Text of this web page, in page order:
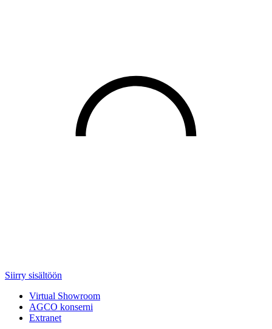
Siirry sisältöön
Virtual Showroom
AGCO konserni
Extranet